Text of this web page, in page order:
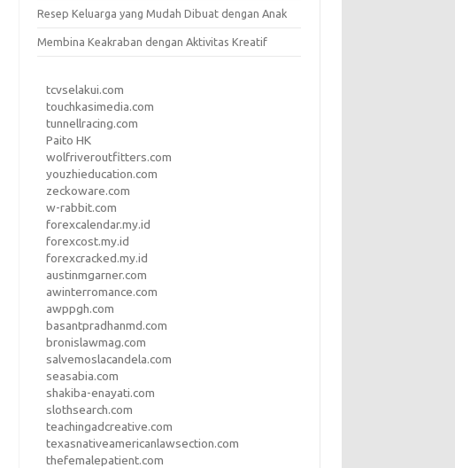
Resep Keluarga yang Mudah Dibuat dengan Anak
Membina Keakraban dengan Aktivitas Kreatif
tcvselakui.com
touchkasimedia.com
tunnellracing.com
Paito HK
wolfriveroutfitters.com
youzhieducation.com
zeckoware.com
w-rabbit.com
forexcalendar.my.id
forexcost.my.id
forexcracked.my.id
austinmgarner.com
awinterromance.com
awppgh.com
basantpradhanmd.com
bronislawmag.com
salvemoslacandela.com
seasabia.com
shakiba-enayati.com
slothsearch.com
teachingadcreative.com
texasnativeamericanlawsection.com
thefemalepatient.com